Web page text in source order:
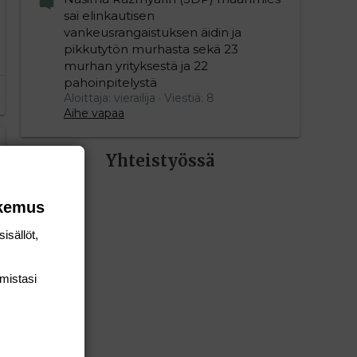
sai elinkautisen
vankeusrangaistuksen äidin ja
pikkutytön murhasta sekä 23
murhan yrityksestä ja 22
pahoinpitelystä
Aloittaja: vierailija
Viestiä: 8
Aihe vapaa
Yhteistyössä